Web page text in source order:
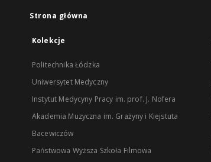
Strona główna
Kolekcje
Politechnika Łódzka
Uniwersytet Medyczny
Instytut Medycyny Pracy im. prof. J. Nofera
Akademia Muzyczna im. Grażyny i Kiejstuta
Bacewiczów
Państwowa Wyższa Szkoła Filmowa